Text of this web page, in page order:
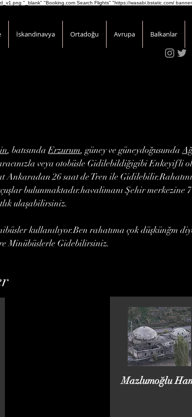
"_blank" "Booking.com Search Flights" "https://wasabi.bstatic.com/
İskandinavya Ortadoğu Avrupa Balkanlar
, batısındaErzurum, güney ve güneydoğusunda
veya otobüsle Gidilebildiğigibi Enkeyifli
26 saat de Tren ile
bulunmaktadır.havalimanı Şehir merkezine
ulaşabilirsiniz.
kullanılıyor.Ben rahatıma çok düşkünğm
Minübüslerle Gidebilirsiniz.
Mazlumoğlu